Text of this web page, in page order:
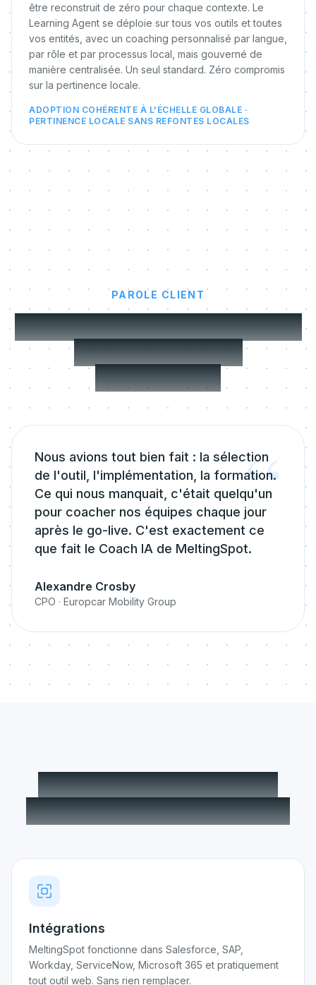
être reconstruit de zéro pour chaque contexte. Le
Learning Agent se déploie sur tous vos outils et toutes
vos entités, avec un coaching personnalisé par langue,
par rôle et par processus local, mais gouverné de
manière centralisée. Un seul standard. Zéro compromis
sur la pertinence locale.
ADOPTION COHÉRENTE À L'ÉCHELLE GLOBALE ·
PERTINENCE LOCALE SANS REFONTES LOCALES
PAROLE CLIENT
Les équipes Transformation
font confiance à
MeltingSpot
“
Nous avions tout bien fait : la sélection
de l'outil, l'implémentation, la formation.
Ce qui nous manquait, c'était quelqu'un
pour coacher nos équipes chaque jour
après le go-live. C'est exactement ce
que fait le Coach IA de MeltingSpot.
Alexandre Crosby
CPO · Europcar Mobility Group
Pensé pour s'intégrer à
votre stack, pas l'inverse.
Intégrations
MeltingSpot fonctionne dans Salesforce, SAP,
Workday, ServiceNow, Microsoft 365 et pratiquement
tout outil web. Sans rien remplacer.